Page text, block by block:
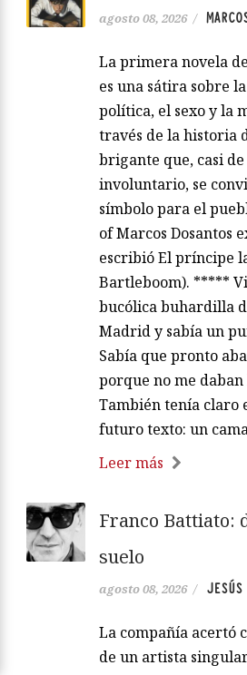
agosto 08, 2026 /
La primera novela
es una sátira sobre
política, el sexo y la
través de la historia
brigante que, casi
involuntario, se
símbolo para el
of Marcos Dosantos
escribió El príncipe
Bartleboom). *****
bucólica buhardilla
Madrid y sabía un
Sabía que pronto
porque no me daban
También tenía claro
futuro texto: un
Leer más
Franco Battiato:
suelo
agosto 08, 2026 /
La compañía acertó
de un artista